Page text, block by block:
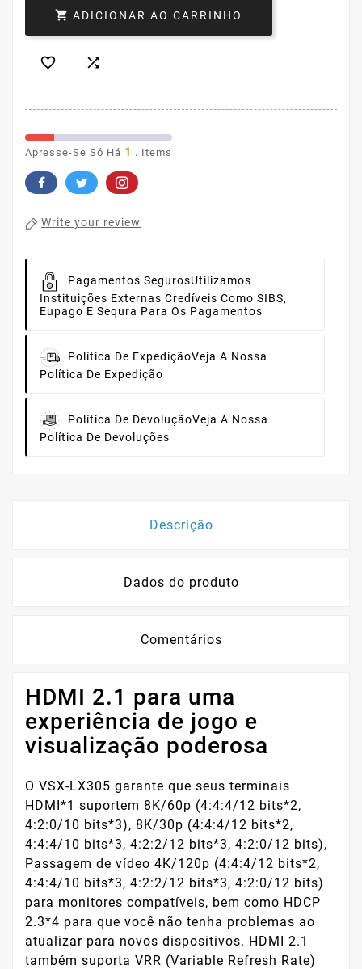
 ADICIONAR AO CARRINHO
 
Apresse-Se Só Há 1 . Items
Write your review
Pagamentos SegurosUtilizamos
Instituições Externas Credíveis Como SIBS,
Eupago E Sequra Para Os Pagamentos
Política De ExpediçãoVeja A Nossa
Política De Expedição
Política De DevoluçãoVeja A Nossa
Política De Devoluções
Descrição
Dados do produto
Comentários
HDMI 2.1 para uma
experiência de jogo e
visualização poderosa
O VSX-LX305 garante que seus terminais
HDMI*1 suportem 8K/60p (4:4:4/12 bits*2,
4:2:0/10 bits*3), 8K/30p (4:4:4/12 bits*2,
4:4:4/10 bits*3, 4:2:2/12 bits*3, 4:2:0/12 bits),
Passagem de vídeo 4K/120p (4:4:4/12 bits*2,
4:4:4/10 bits*3, 4:2:2/12 bits*3, 4:2:0/12 bits)
para monitores compatíveis, bem como HDCP
2.3*4 para que você não tenha problemas ao
atualizar para novos dispositivos. HDMI 2.1
também suporta VRR (Variable Refresh Rate)